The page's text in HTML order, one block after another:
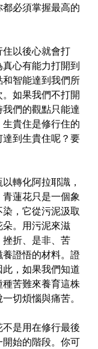
必須掌握最高的
以後心就會打
心有能力打開到
智能達到我們所
如果我們不打開
們的觀點只能達
貴住是修行住的
到生貴住呢？要
轉化阿拉耶識，
蓮花只是一個象
，它從污泥汲取
。用污泥來滋
折、是非、苦
證悟的材料。證
，如果我們知道
苦難來養育這株
切煩惱與痛苦。
是用在修行最後
始的階段。你可